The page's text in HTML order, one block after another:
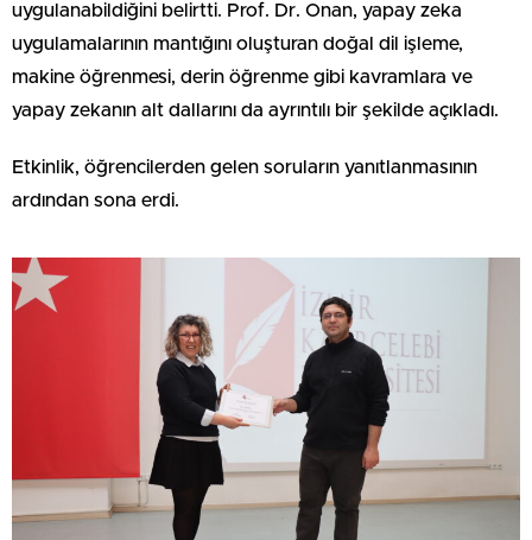
uygulanabildiğini belirtti. Prof. Dr. Onan, yapay zeka
uygulamalarının mantığını oluşturan doğal dil işleme,
makine öğrenmesi, derin öğrenme gibi kavramlara ve
yapay zekanın alt dallarını da ayrıntılı bir şekilde açıkladı.
Etkinlik, öğrencilerden gelen soruların yanıtlanmasının
ardından sona erdi.